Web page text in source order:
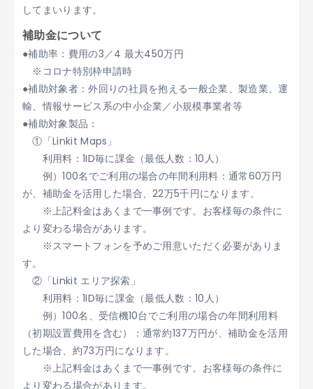
してまいります。
補助金について
●補助率：費用の3／4 最大450万円
※コロナ特別枠申請時
●補助対象者：外回りの社員を抱える一般企業、製造業、運
輸、情報サービス系の中小企業／小規模事業者等
●補助対象製品：
①「Linkit Maps」
利用料：1ID毎に課金（最低人数：10人）
例）100名でご利用の場合の年間利用料：通常60万円
が、補助金を活用した場合、22万5千円になります。
※上記料金はあくまで一事例です。お客様毎の条件に
より変わる場合があります。
※スマートフォンを予めご用意いただく必要がありま
す。
②「Linkit エリア探索」
利用料：1ID毎に課金（最低人数：10人）
例）100名、受信機10台でご利用の場合の年間利用料
（初期設置費用を含む）：通常約137万円が、補助金を活用
した場合、約73万円になります。
※上記料金はあくまで一事例です。お客様毎の条件に
より変わる場合があります。